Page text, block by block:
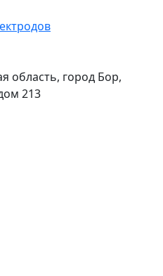
область, город Бор,
213